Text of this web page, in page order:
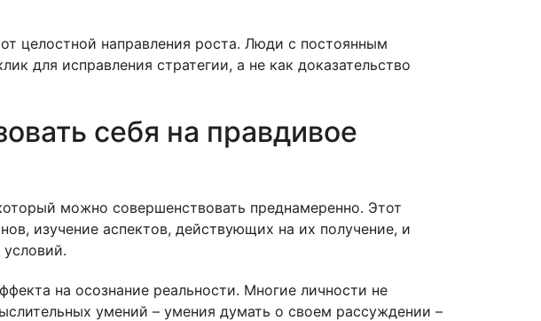
целостной направления роста. Люди с постоянным
для исправления стратегии, а не как доказательство
себя на правдивое
можно совершенствовать преднамеренно. Этот
изучение аспектов, действующих на их получение, и
на осознание реальности. Многие личности не
умений – умения думать о своем рассуждении –